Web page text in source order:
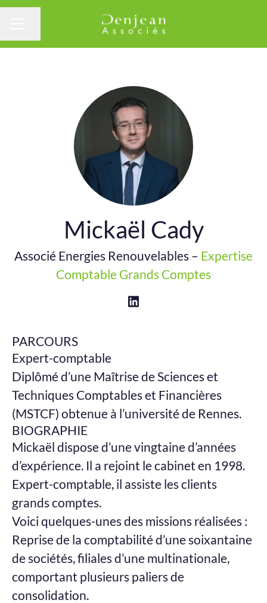
Mickaël Cady
Associé Energies Renouvelables – Expertise
Comptable Grands Comptes
PARCOURS
Expert-comptable
Diplômé d’une Maîtrise de Sciences et
Techniques Comptables et Financières
(MSTCF) obtenue à l’université de Rennes.
BIOGRAPHIE
Mickaël dispose d’une vingtaine d’années
d’expérience. Il a rejoint le cabinet en 1998.
Expert-comptable, il assiste les clients
grands comptes.
Voici quelques-unes des missions réalisées :
Reprise de la comptabilité d’une soixantaine
de sociétés, filiales d’une multinationale,
comportant plusieurs paliers de
consolidation.